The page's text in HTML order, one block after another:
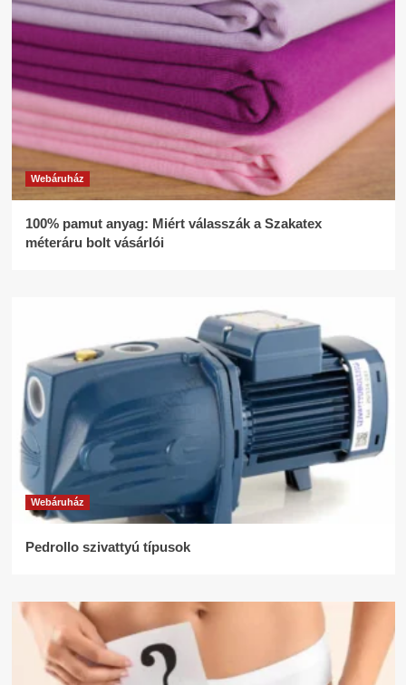
Webáruház
100% pamut anyag: Miért válasszák a Szakatex
méteráru bolt vásárlói
Webáruház
Pedrollo szivattyú típusok